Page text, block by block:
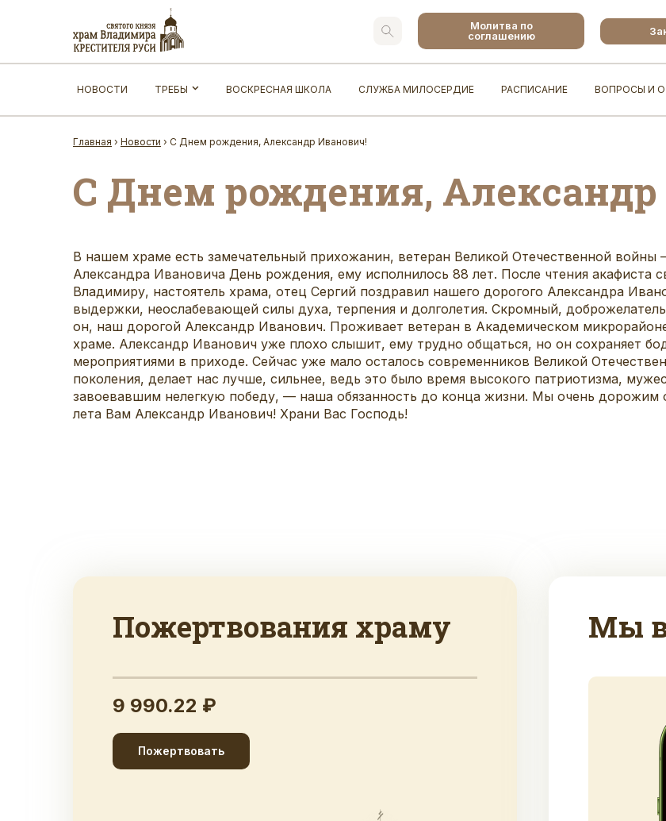
Молитва по
соглашению
НОВОСТИ ТРЕБЫ ВОСКРЕСНАЯ ШКОЛА СЛУЖБА МИЛОСЕРДИЕ РАСПИСАНИЕ ВОПРОСЫ И
Главная › Новости › С Днем рождения, Александр Иванович!
С Днем рождения,
В нашем храме есть замечательный прихожанин, ветеран Великой Отечественной войны
Александра Ивановича День рождения, ему исполнилось 88 лет. После чтения акафиста
Владимиру, настоятель храма, отец Сергий поздравил нашего дорогого Александра
выдержки, неослабевающей силы духа, терпения и долголетия. Скромный,
он, наш дорогой Александр Иванович. Проживает ветеран в Академическом
храме. Александр Иванович уже плохо слышит, ему трудно общаться, но он сохраняет
мероприятиями в приходе. Сейчас уже мало осталось современников Великой
поколения, делает нас лучше, сильнее, ведь это было время высокого патриотизма,
завоевавшим нелегкую победу, — наша обязанность до конца жизни. Мы очень дорожим
лета Вам Александр Иванович! Храни Вас Господь!
Пожертвования храму
9 990.22 ₽
Пожертвовать
Мы в